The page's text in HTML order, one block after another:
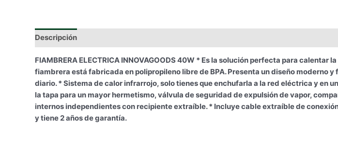
Descripción
FIAMBRERA ELECTRICA INNOVAGOODS 40W * Es la solución perfecta para
fiambrera está fabricada en polipropileno libre de BPA. Presenta un diseño moderno
diario. * Sistema de calor infrarrojo, solo tienes que enchufarla a la red eléctrica y en
la tapa para un mayor hermetismo, válvula de seguridad de expulsión de vapor,
internos independientes con recipiente extraíble. * Incluye cable extraíble de
y tiene 2 años de garantía.